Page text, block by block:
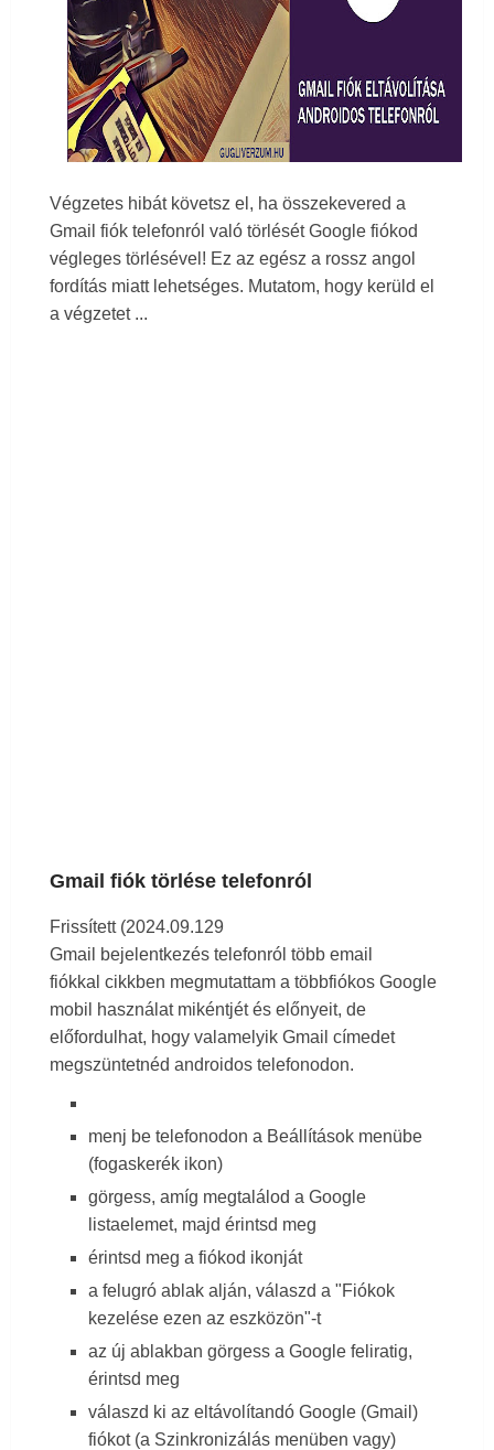
Lista szűrése listával a Google Táblázatokban
A Google szolgáltatások, alkalmazások és termékek
Géméjlmix: hatékonyság növelő ajzószerek a Gmail
levelesládában
Felejtsd el a táblázatokat! Építs Apsheet
nyilvántartó alkalmazást kódolás nélkül!
Google-fiókom feltörése: Hogyan szerezzem vissza
a hozzáférést egy idegen telefonszám megadása
után?
Fotók és videók a Google Fotók-ba való
feltöltésének leállítása
G Suite emailjeid Outlookba való átirányítása
Végzetes hibát követsz el, ha összekevered a
Gmail fiók telefonról való törlését Google fiókod
végleges törlésével! Ez az egész a rossz angol
fordítás miatt lehetséges. Mutatom, hogy kerüld el
a végzetet ...
Gmail fiók törlése telefonról
Frissített (2024.09.129
Gmail bejelentkezés telefonról több email
fiókkal cikkben megmutattam a többfiókos Google
mobil használat mikéntjét és előnyeit, de
előfordulhat, hogy valamelyik Gmail címedet
megszüntetnéd androidos telefonodon.
menj be telefonodon a Beállítások menübe
(fogaskerék ikon)
görgess, amíg megtalálod a Google
listaelemet, majd érintsd meg
érintsd meg a fiókod ikonját
a felugró ablak alján, válaszd a "Fiókok
kezelése ezen az eszközön"-t
az új ablakban görgess a Google feliratig,
érintsd meg
válaszd ki az eltávolítandó Google (Gmail)
fiókot (a Szinkronizálás menüben vagy)